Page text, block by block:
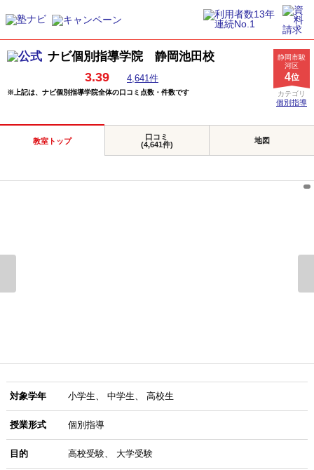
ナビ個別指導学院 静岡池田校
3.39 4,641件
※上記は、ナビ個別指導学院全体の口コミ点数・件数です
静岡市駿
河区
4位
カテゴリ
個別指導
教室トップ
口コミ
(4,641件)
地図
対象学年 小学生 中学生 高校生
授業形式 個別指導
目的 高校受験 大学受験